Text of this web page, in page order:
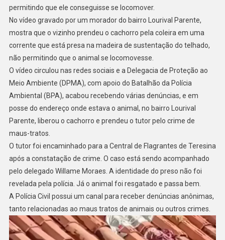
permitindo que ele conseguisse se locomover.
No vídeo gravado por um morador do bairro Lourival Parente,
mostra que o vizinho prendeu o cachorro pela coleira em uma
corrente que está presa na madeira de sustentação do telhado,
não permitindo que o animal se locomovesse.
O vídeo circulou nas redes sociais e a Delegacia de Proteção ao
Meio Ambiente (DPMA), com apoio do Batalhão da Polícia
Ambiental (BPA), acabou recebendo várias denúncias, e em
posse do endereço onde estava o animal, no bairro Lourival
Parente, liberou o cachorro e prendeu o tutor pelo crime de
maus-tratos.
O tutor foi encaminhado para a Central de Flagrantes de Teresina
após a constatação de crime. O caso está sendo acompanhado
pelo delegado Willame Moraes. A identidade do preso não foi
revelada pela polícia. Já o animal foi resgatado e passa bem.
A Polícia Civil possui um canal para receber denúncias anônimas,
tanto relacionadas ao maus tratos de animais ou outros crimes.